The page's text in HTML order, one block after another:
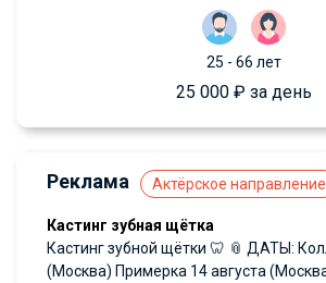
25 - 66 лет
25 000 ₽ за день
Реклама Актёрское направление
Кастинг зубная щётка
Кастинг зубной щётки 🦷 📎 ДАТЫ:
(Москва) Примерка 14 августа